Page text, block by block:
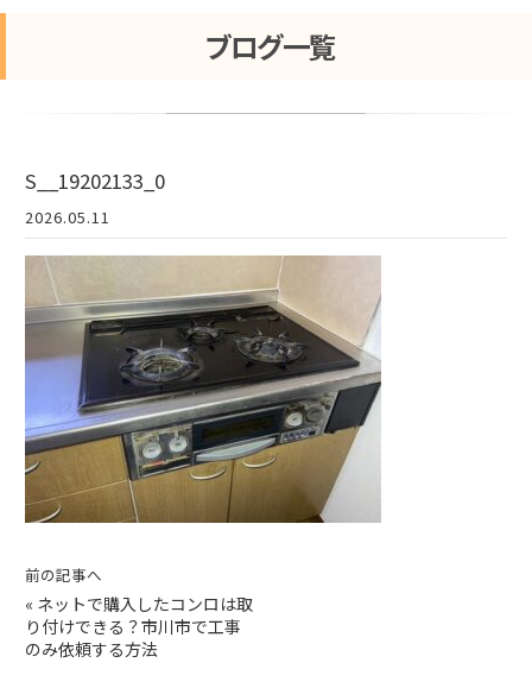
ブログ一覧
S__19202133_0
2026.05.11
前の記事へ
« ネットで購入したコンロは取
り付けできる？市川市で工事
のみ依頼する方法